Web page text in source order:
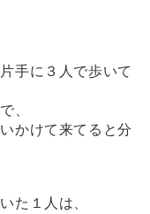
手に３人で歩いて
、
かけて来てると分
た１人は、